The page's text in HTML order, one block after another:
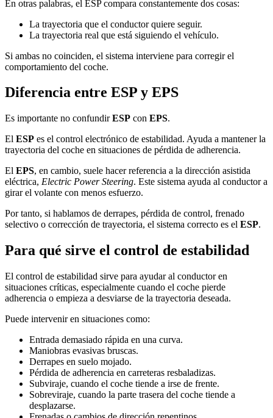
En otras palabras, el ESP compara constantemente dos cosas:
La trayectoria que el conductor quiere seguir.
La trayectoria real que está siguiendo el vehículo.
Si ambas no coinciden, el sistema interviene para corregir el
comportamiento del coche.
Diferencia entre ESP y EPS
Es importante no confundirESP con EPS.
El ESP es el control electrónico de estabilidad. Ayuda a mantener la
trayectoria del coche en situaciones de pérdida de adherencia.
El EPS, en cambio, suele hacer referencia a la dirección asistida
eléctrica, Electric Power Steering. Este sistema ayuda al conductor a
girar el volante con menos esfuerzo.
Por tanto, si hablamos de derrapes, pérdida de control, frenado
selectivo o corrección de trayectoria, el sistema correcto es el ESP.
Para qué sirve el control de estabilidad
El control de estabilidad sirve para ayudar al conductor en
situaciones críticas, especialmente cuando el coche pierde
adherencia o empieza a desviarse de la trayectoria deseada.
Puede intervenir en situaciones como:
Entrada demasiado rápida en una curva.
Maniobras evasivas bruscas.
Derrapes en suelo mojado.
Pérdida de adherencia en carreteras resbaladizas.
Subviraje, cuando el coche tiende a irse de frente.
Sobreviraje, cuando la parte trasera del coche tiende a
desplazarse.